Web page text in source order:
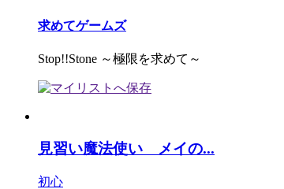
求めてゲームズ
Stop!!Stone ～極限を求めて～
見習い魔法使い メイの...
初心